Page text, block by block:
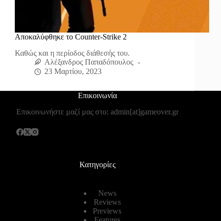
Αποκαλύφθηκε το Counter-Strike 2
Καθώς και η περίοδος διάθεσής του.
Αλέξανδρος Παπαδόπουλος
23 Μαρτίου, 2023
Επικοινωνία
Επικοινωνήστε μαζί μας στο: admin[at]gameover.gr
Κατηγορίες
News
Reviews
Previews